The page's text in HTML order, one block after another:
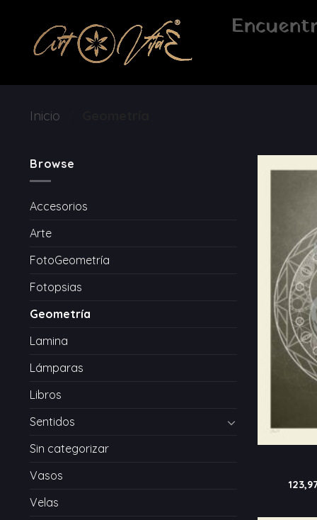
contenido
Inicio
Browse
Accesorios
Arte
FotoGeometría
Fotopsias
Geometría
Lamina
Lámparas
Libros
Sentidos
Sin categorizar
Vasos
Velas